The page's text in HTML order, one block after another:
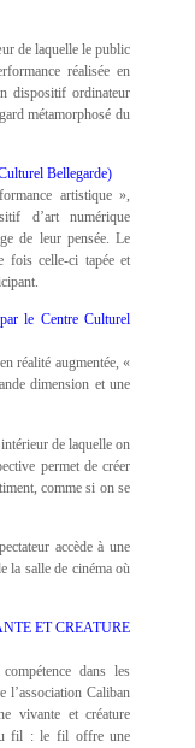
de laquelle le public
réalisée en
dispositif ordinateur
métamorphosé du
Bellegarde)
artistique »,
d’art numérique
de leur pensée. Le
fois celle-ci tapée et
le Centre Culturel
réalité augmentée, «
dimension et une
de laquelle on
permet de créer
comme si on se
accède à une
la salle de cinéma où
ET CREATURE
dans les
l’association Caliban
vivante et créature
fil : le fil offre une